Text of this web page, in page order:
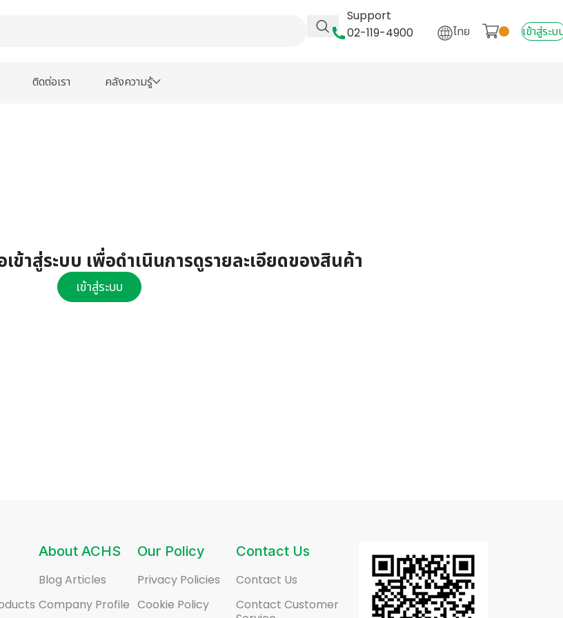
Support
02-119-4900
ไทย เข้าสู่ระบ
ติดต่อเรา คลังความรู้
าสู่ระบบ เพื่อดำเนินการดูรายละเอียดของสินค้า
เข้าสู่ระบบ
About ACHS
Blog Articles
Company Profile
Our Policy
Privacy Policies
Cookie Policy
Contact Us
Contact Us
Contact Customer